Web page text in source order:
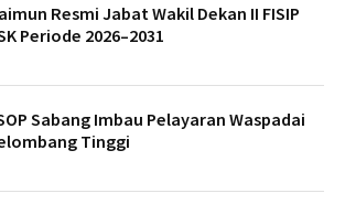
Resmi Jabat Wakil Dekan II FISIP
Periode 2026–2031
Sabang Imbau Pelayaran Waspadai
Tinggi